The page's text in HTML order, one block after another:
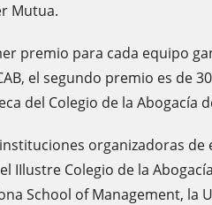
Mutua.
premio para cada equipo
el segundo premio es de
del Colegio de la Abogacía
organizadoras
IIlustre Colegio de la
School of Management, la